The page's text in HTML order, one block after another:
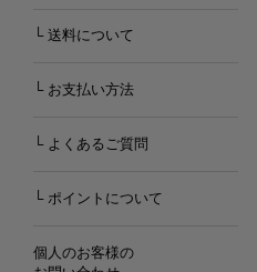
└ 送料について
└ お支払い方法
└ よくあるご質問
└ ポイントについて
個人のお客様の